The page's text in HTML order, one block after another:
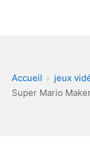
Accueil jeux
Super Mario